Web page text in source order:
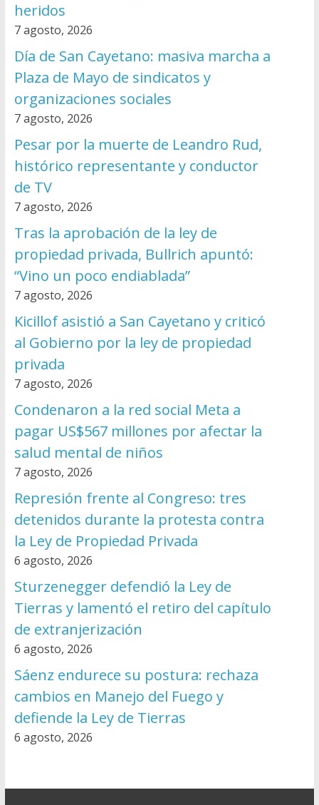
heridos
7 agosto, 2026
Día de San Cayetano: masiva marcha a
Plaza de Mayo de sindicatos y
organizaciones sociales
7 agosto, 2026
Pesar por la muerte de Leandro Rud,
histórico representante y conductor
de TV
7 agosto, 2026
Tras la aprobación de la ley de
propiedad privada, Bullrich apuntó:
“Vino un poco endiablada”
7 agosto, 2026
Kicillof asistió a San Cayetano y criticó
al Gobierno por la ley de propiedad
privada
7 agosto, 2026
Condenaron a la red social Meta a
pagar US$567 millones por afectar la
salud mental de niños
7 agosto, 2026
Represión frente al Congreso: tres
detenidos durante la protesta contra
la Ley de Propiedad Privada
6 agosto, 2026
Sturzenegger defendió la Ley de
Tierras y lamentó el retiro del capítulo
de extranjerización
6 agosto, 2026
Sáenz endurece su postura: rechaza
cambios en Manejo del Fuego y
defiende la Ley de Tierras
6 agosto, 2026